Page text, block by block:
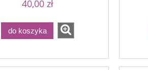
40,00 zł
do koszyka